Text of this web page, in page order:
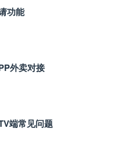
功能
外卖对接
端常见问题